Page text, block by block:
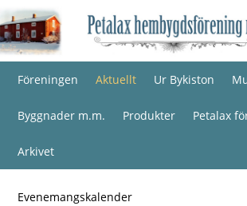
Föreningen Aktuellt Ur Bykiston
Byggnader m.m. Produkter Petalax
Arkivet
Evenemangskalender